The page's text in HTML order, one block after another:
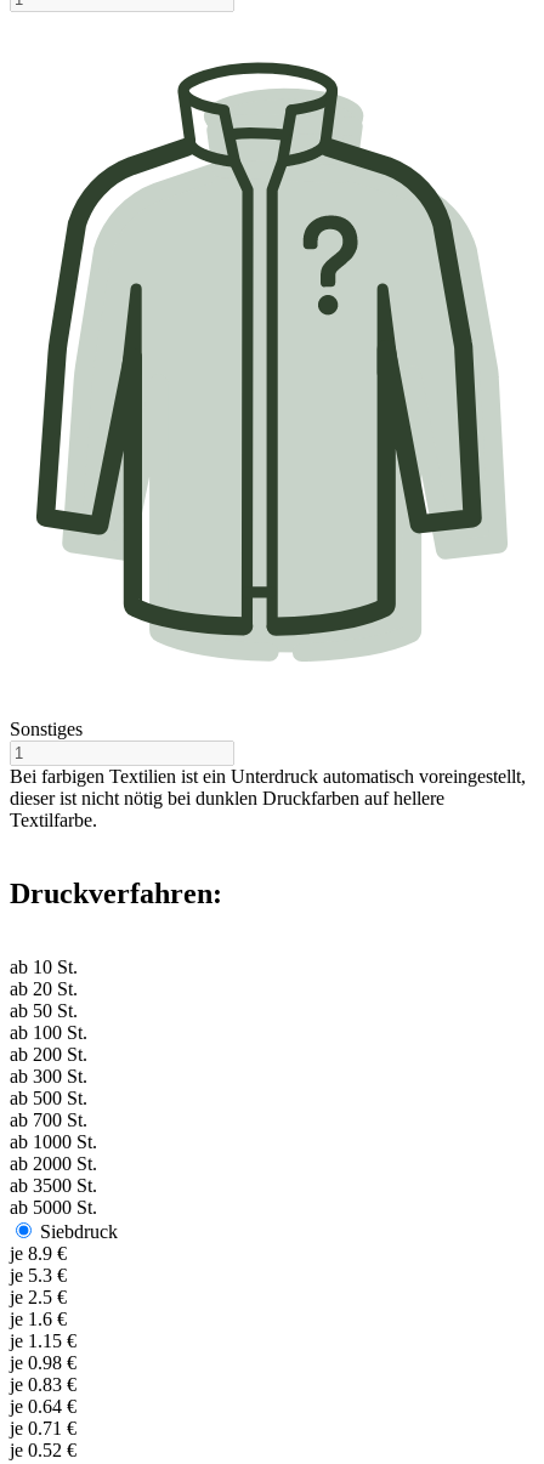
Sonstiges
Bei farbigen Textilien ist ein Unterdruck automatisch voreingestellt,
dieser ist nicht nötig bei dunklen Druckfarben auf hellere
Textilfarbe.
Druckverfahren:
ab 10 St.
ab 20 St.
ab 50 St.
ab 100 St.
ab 200 St.
ab 300 St.
ab 500 St.
ab 700 St.
ab 1000 St.
ab 2000 St.
ab 3500 St.
ab 5000 St.
Siebdruck
je 8.9 €
je 5.3 €
je 2.5 €
je 1.6 €
je 1.15 €
je 0.98 €
je 0.83 €
je 0.64 €
je 0.71 €
je 0.52 €